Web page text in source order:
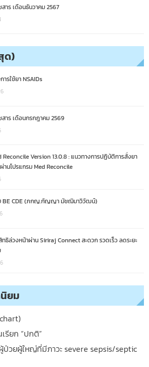
าร เดือนธันวาคม 2567
ด)
ารใช้ยา NSAIDs
สาร เดือนกรกฎาคม 2569
Reconcile Version 13.0.8 : แนวทางการปฏิบัติการสั่งยา
านโปรแกรม Med Reconcile
BE CDE (ภกญ.กัญญา มัชฌิมาวิวัฒน์)
ธิล่วงหน้าผ่าน Siriraj Connect สะดวก รวดเร็ว ลดระยะ
ยม
รียก “ปกติ”
วยผู้ใหญ่ที่มีภาวะ severe sepsis/septic